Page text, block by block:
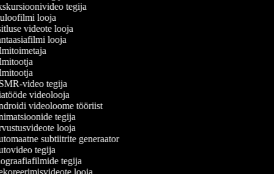
tegija
looja
videote looja
looja
video tegija
videolooja
videoloome tööriist
tegija
looja
subtiitrite generaator
tegija
tegija